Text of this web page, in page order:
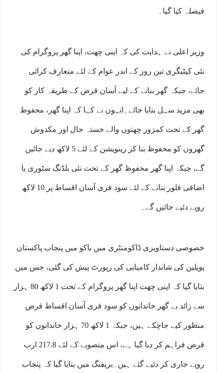
فیصلہ کیا گیا۔
وزیر اعلی نے ہدایت کی کہ اپنی چھت، اپنا گھر پروگرام کی
نئی کیٹیگری تین روز کے اندر عوام کے لئے متعارف کرائی
جائے، جبکہ گھر بنانے کے لیے آسان قرض کے طریقہ کار کو
بھی مزید سہل بنایا جائے۔انہوں نے کہا کہ اپنا گھر، محفوظ
گھر کے تحت کمزور چھتوں والے خستہ حال اور مکدوش
گھروں کو محفوظ بنا کر رینویشن کے لئے 5 لاکھ دیے جائیں
گے، جبکہ اپنا گھر محفوظ گھر کے تحت نئی بلڈنگ سٹوری یا
اضافی فلور بنانے کے لئے سود فری آسان اقساط پر 10 لاکھ
روپے دئیے جائیں گے۔
خصوصی دستاویزی ڈاکومنٹری میں باکو میں پنجاب پاکستان
پویلین کی شاندار کامیابی کی رپورٹ پیش کی گئی، جس میں
بتایا گیا کہ اپنی چھت اپنا گھر پروگرام کے تحت 1 لاکھ 80 ہزار
سے زائد بے گھر خاندانوں کو سود فری آسان اقساط قرض
منظور کیے جاچکے ہیں، جبکہ 1 لاکھ 70 ہزار خاندانوں کو
قرض فراہم کر دیا گیا ہے، اس منصوبے کے لئے 217.8 ارب
روپے جاری کر دئیے گئے ہیں۔بریفنگ میں بتایا گیا کہ پنجاب